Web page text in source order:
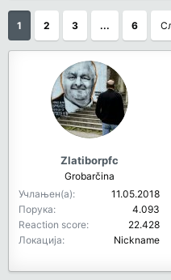
н
п
о
к
р
е
т
њ
а
1 2 3 ... 6
Zlatiborpfc
Grobarčina
Учлањен(а)
11.05.2018
Порука
4.093
Reaction score
22.428
Локација
Nickname